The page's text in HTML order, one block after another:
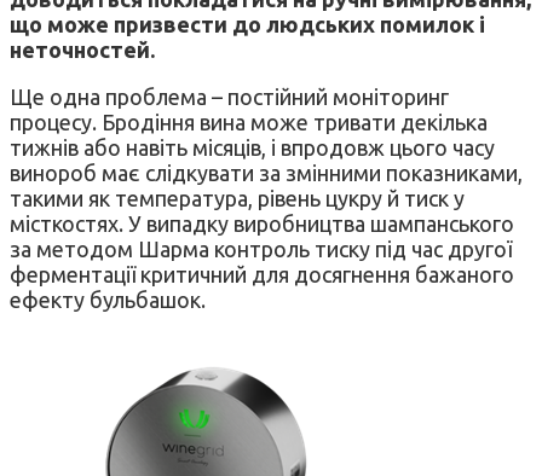
що може призвести до людських помилок і
неточностей.
Ще одна проблема – постійний моніторинг
процесу. Бродіння вина може тривати декілька
тижнів або навіть місяців, і впродовж цього часу
винороб має слідкувати за змінними показниками,
такими як температура, рівень цукру й тиск у
місткостях. У випадку виробництва шампанського
за методом Шарма контроль тиску під час другої
ферментації критичний для досягнення бажаного
ефекту бульбашок.